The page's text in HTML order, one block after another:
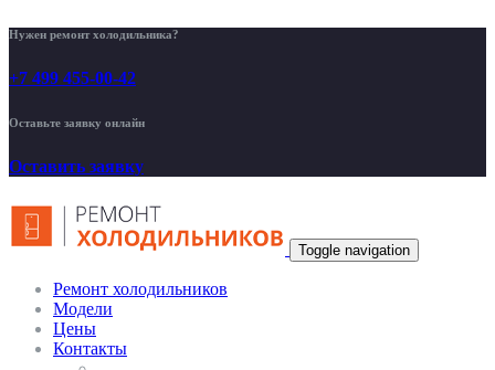
Нужен ремонт холодильника?
+7 499 455-00-42
Оставьте заявку онлайн
Оставить заявку
Toggle navigation
Ремонт холодильников
Модели
Цены
Контакты